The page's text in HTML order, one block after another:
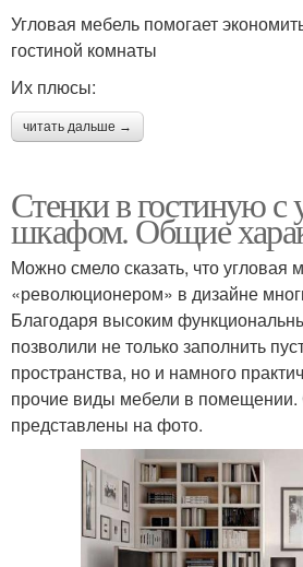
Угловая мебель помогает
гостиной комнаты
Их плюсы:
читать дальше →
Стенки в гостиную с
шкафом. Общие
Можно смело сказать, что угловая
«революционером» в дизайне
Благодаря высоким
позволили не только заполнить
пространства, но и намного
прочие виды мебели в помещении.
представлены на фото.